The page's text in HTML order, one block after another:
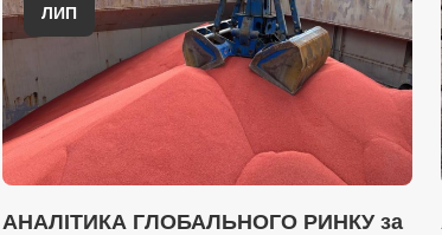
ЛИП
АНАЛІТИКА ГЛОБАЛЬНОГО РИНКУ за